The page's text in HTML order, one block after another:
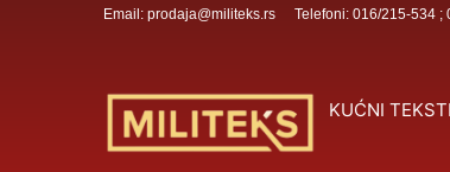
Email: prodaja@militeks.rs Telefoni: 016/215-534 ;
KUĆNI